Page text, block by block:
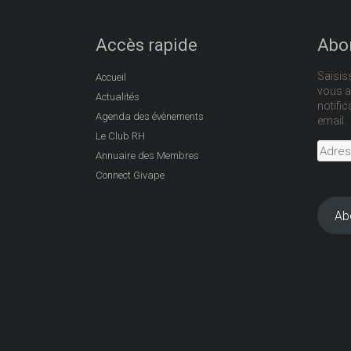
Accès rapide
Accueil
Actualités
Agenda des évènements
Le Club RH
Annuaire des Membres
Connect Givape
vous
email.
e-